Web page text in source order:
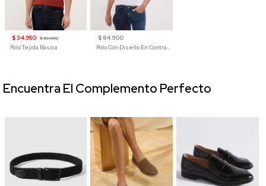
$ 34.950 $ 69.900
Polo Tejida Básica
$ 84.900
Polo Con Diseño En Contraste
Encuentra El Complemento Perfecto